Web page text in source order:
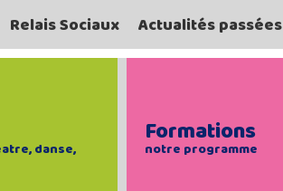
Relais Sociaux Actualités passées
danse, Formations
notre programme